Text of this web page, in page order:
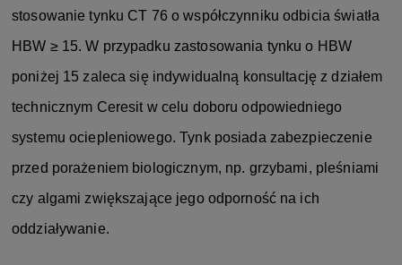
stosowanie tynku CT 76 o współczynniku odbicia światła
HBW ≥ 15. W przypadku zastosowania tynku o HBW
poniżej 15 zaleca się indywidualną konsultację z działem
technicznym Ceresit w celu doboru odpowiedniego
systemu ociepleniowego. Tynk posiada zabezpieczenie
przed porażeniem biologicznym, np. grzybami, pleśniami
czy algami zwiększające jego odporność na ich
oddziaływanie.